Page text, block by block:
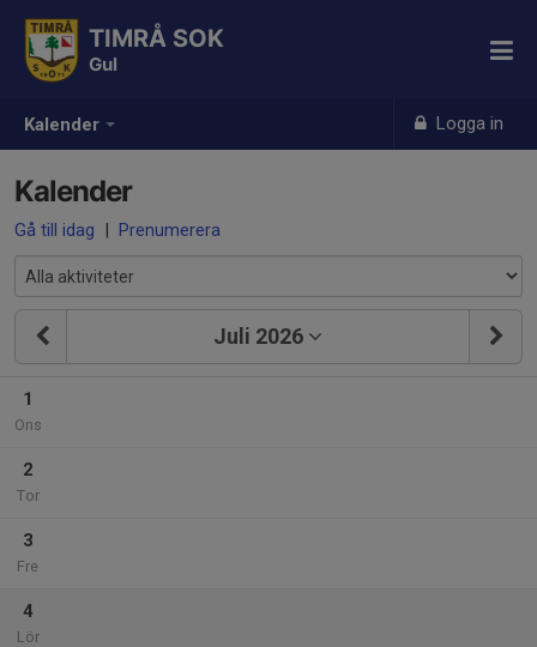
Kalender Logga in
TIMRÅ SOK
Gul
Kalender
Gå till idag | Prenumerera
Juli 2026
1
Ons
2
Tor
3
Fre
4
Lör